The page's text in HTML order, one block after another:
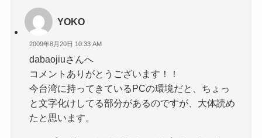
YOKO
2009年8月20日 10:33 AM
dabaojiuさんへ
コメントありがとうございます！！
今台湾に持ってきているPCの環境だと、ちょっ
と文字化けしてる部分があるのですが、大体読め
たと思います。